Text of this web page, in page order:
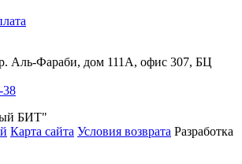
Аль-Фараби, дом 111А, офис 307, БЦ
38
БИТ"
Карта сайта Условия возврата Разработка